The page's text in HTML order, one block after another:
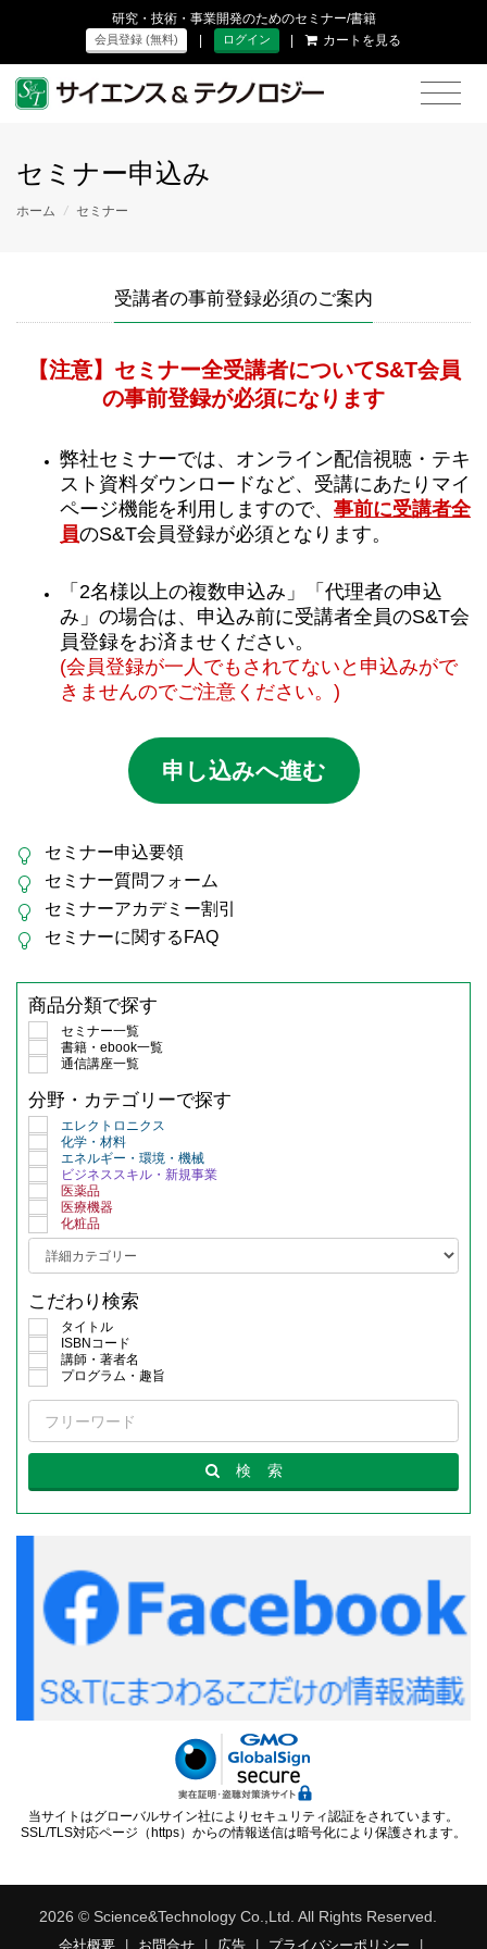
研究・技術・事業開発のためのセミナー/書籍
会員登録 (無料) | ログイン | カートを見る
セミナー申込み
ホーム / セミナー
受講者の事前登録必須のご案内
【注意】セミナー全受講者についてS&T会員
の事前登録が必須になります
弊社セミナーでは、オンライン配信視聴・テキ
スト資料ダウンロードなど、受講にあたりマイ
ページ機能を利用しますので、 事前に受講者全
員のS&T会員登録が必須となります。
「2名様以上の複数申込み」「代理者の申込
み」の場合は、申込み前に受講者全員のS&T会
員登録をお済ませください。
(会員登録が一人でもされてないと申込みがで
きませんのでご注意ください。)
申し込みへ進む
セミナー申込要領
セミナー質問フォーム
セミナーアカデミー割引
セミナーに関するFAQ
商品分類で探す
セミナー一覧
書籍・ebook一覧
通信講座一覧
分野・カテゴリーで探す
エレクトロニクス
化学・材料
エネルギー・環境・機械
ビジネススキル・新規事業
医薬品
医療機器
化粧品
こだわり検索
タイトル
ISBNコード
講師・著者名
プログラム・趣旨
検 索
当サイトはグローバルサイン社によりセキュリティ認証をされています。
SSL/TLS対応ページ（https）からの情報送信は暗号化により保護されます。
2026 © Science&Technology Co.,Ltd. All Rights Reserved.